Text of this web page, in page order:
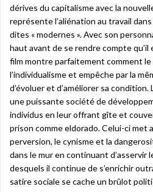
dérives du capitalisme avec la
représente l’aliénation au travail
dites « modernes ». Avec son
haut avant de se rendre compte
film montre parfaitement comment le
l’individualisme et empêche par la
d’évoluer et d’améliorer sa condition.
une puissante société de
individus en leur offrant gîte et
prison comme eldorado. Celui-ci met
perversion, le cynisme et la
dans le mur en continuant d’asservir
desquels il continue de s’enrichir
satire sociale se cache un brûlot